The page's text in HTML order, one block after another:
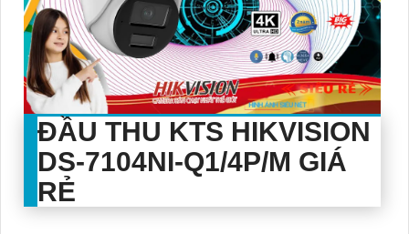
ĐẦU THU KTS HIKVISION
DS-7104NI-Q1/4P/M GIÁ
RẺ